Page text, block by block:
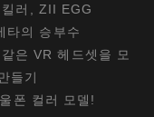
러, ZII EGG
타의 승부수
은 VR 헤드셋을 모
들기
폰 컬러 모델!